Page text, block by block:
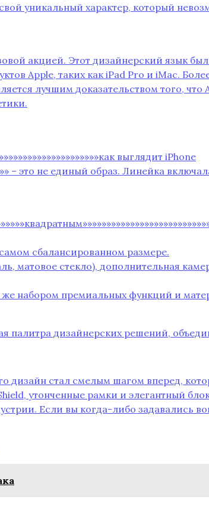
уникальный характер‚ который
акцией. Этот дизайнерский язык
Apple‚ таких как iPad Pro и iMac.
лучшим доказательством того‚ что
выглядит iPhone
– это не единый образ. Линейка
сбалансированном размере.
матовое стекло)‚ дополнительная
набором премиальных функций и
палитра дизайнерских решений‚
дизайн стал смелым шагом вперед‚
утонченные рамки и элегантный
Если вы когда-либо задавались